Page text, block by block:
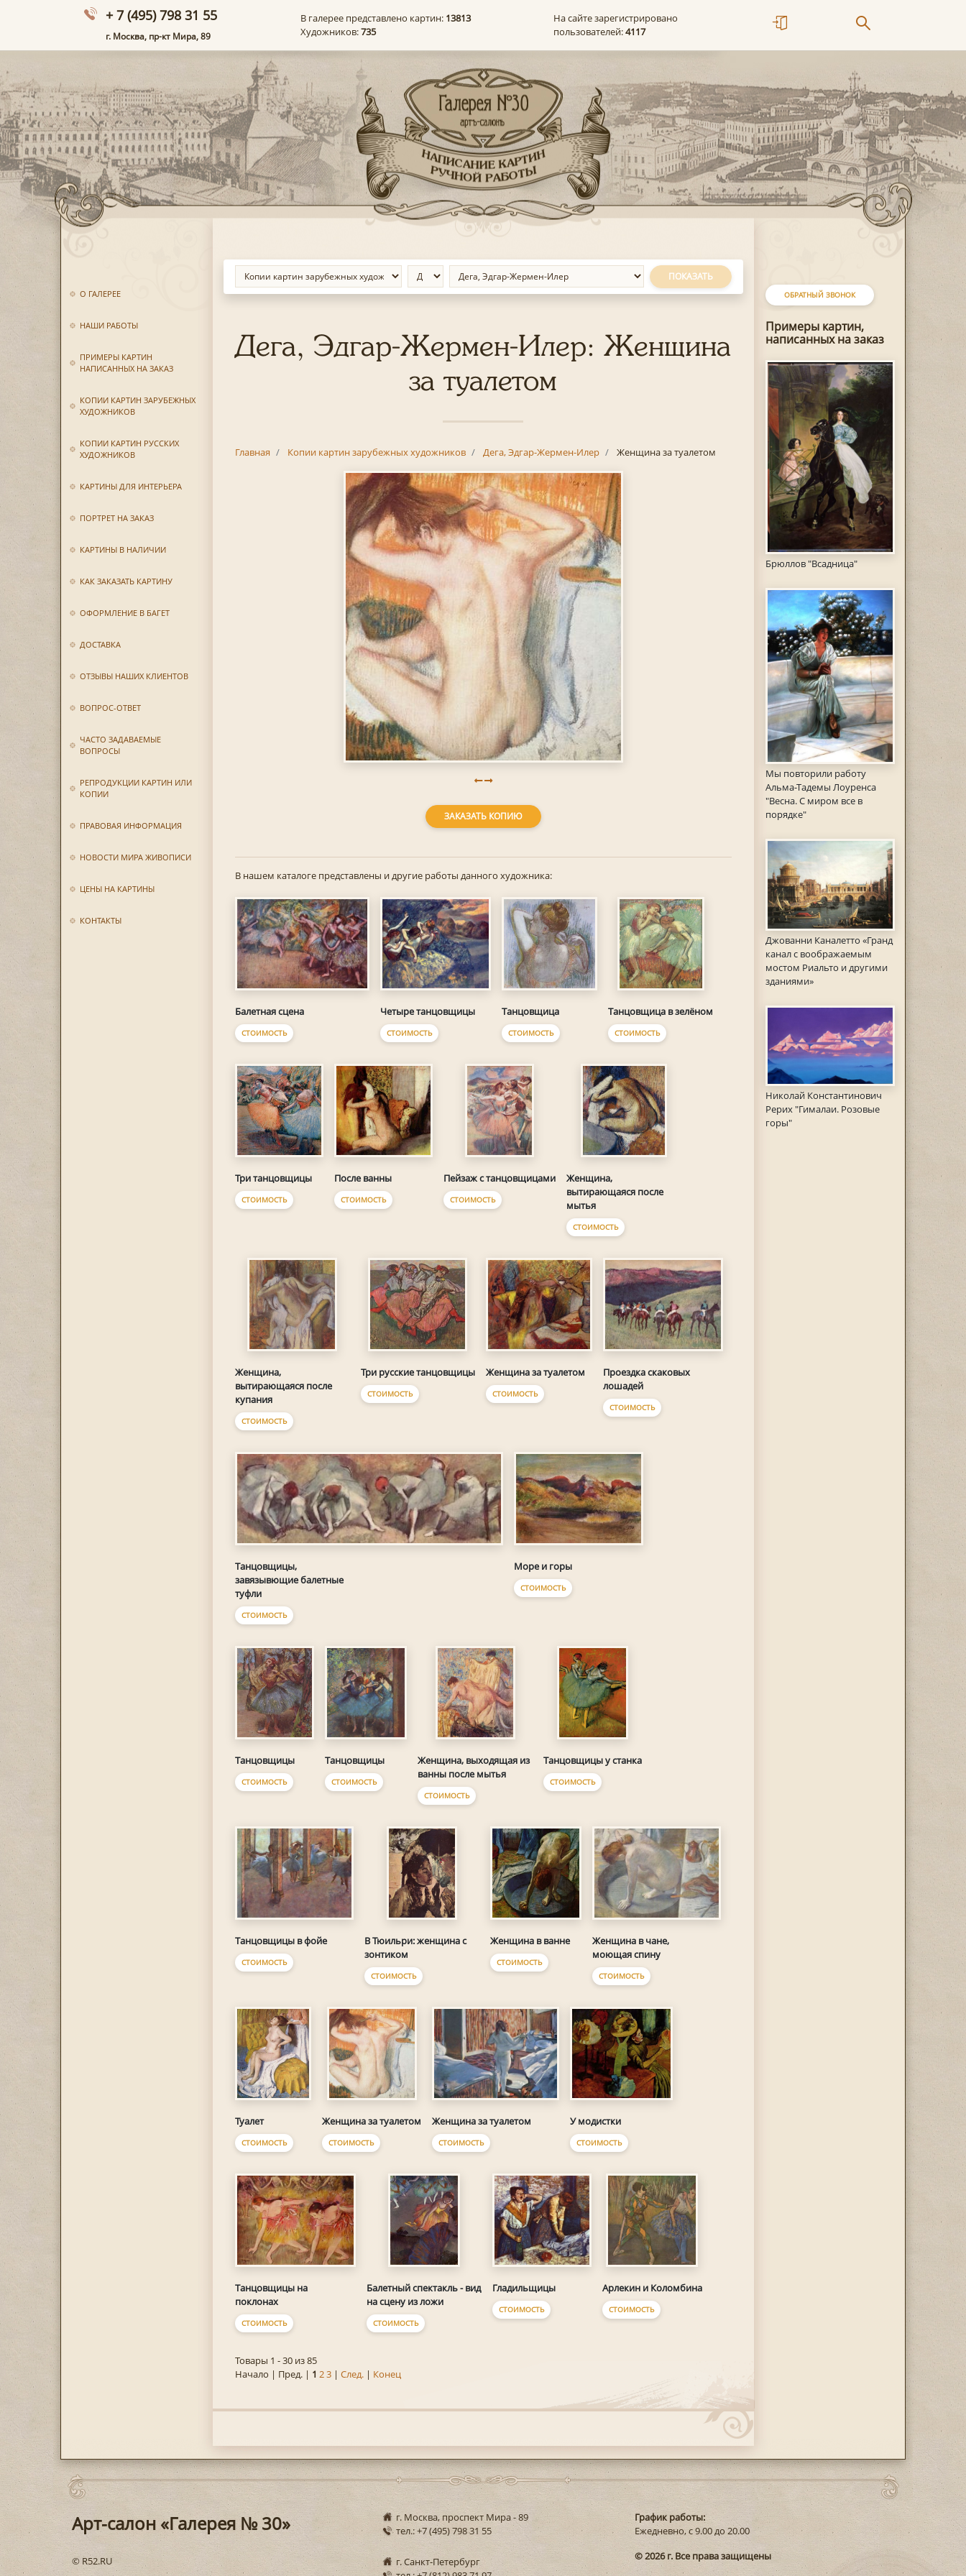
+ 7 (495) 798 31 55
г. Москва, пр-кт Мира, 89
В галерее представлено картин: 13813
Художников:735
На сайте зарегистрировано
пользователей:4117
О ГАЛЕРЕЕ
НАШИ РАБОТЫ
ПРИМЕРЫ КАРТИН
НАПИСАННЫХ НА ЗАКАЗ
КОПИИ КАРТИН ЗАРУБЕЖНЫХ
ХУДОЖНИКОВ
КОПИИ КАРТИН РУССКИХ
ХУДОЖНИКОВ
КАРТИНЫ ДЛЯ ИНТЕРЬЕРА
ПОРТРЕТ НА ЗАКАЗ
КАРТИНЫ В НАЛИЧИИ
КАК ЗАКАЗАТЬ КАРТИНУ
ОФОРМЛЕНИЕ В БАГЕТ
ДОСТАВКА
ОТЗЫВЫ НАШИХ КЛИЕНТОВ
ВОПРОС-ОТВЕТ
ЧАСТО ЗАДАВАЕМЫЕ
ВОПРОСЫ
РЕПРОДУКЦИИ КАРТИН ИЛИ
КОПИИ
ПРАВОВАЯ ИНФОРМАЦИЯ
НОВОСТИ МИРА ЖИВОПИСИ
ЦЕНЫ НА КАРТИНЫ
КОНТАКТЫ
ОБРАТНЫЙ ЗВОНОК
Примеры картин,
написанных на заказ
Брюллов "Всадница"
Мы повторили работу
Альма-Тадемы Лоуренса
"Весна. С миром все в
порядке"
Джованни Каналетто «Гранд
канал с воображаемым
мостом Риальто и другими
зданиями»
Николай Константинович
Рерих "Гималаи. Розовые
горы"
ПОКАЗАТЬ
Дега, Эдгар-Жермен-Илер: Женщина
за туалетом
Главная Копии картин зарубежных художников Дега, Эдгар-Жермен-Илер Женщина за туалетом
ЗАКАЗАТЬ КОПИЮ
В нашем каталоге представлены и другие работы данного художника:
Балетная сцена
СТОИМОСТЬ
Четыре танцовщицы
СТОИМОСТЬ
Танцовщица
СТОИМОСТЬ
Танцовщица в зелёном
СТОИМОСТЬ
Три танцовщицы
СТОИМОСТЬ
После ванны
СТОИМОСТЬ
Пейзаж с танцовщицами
СТОИМОСТЬ
Женщина,
вытирающаяся после
мытья
СТОИМОСТЬ
Женщина,
вытирающаяся после
купания
СТОИМОСТЬ
Три русские танцовщицы
СТОИМОСТЬ
Женщина за туалетом
СТОИМОСТЬ
Проездка скаковых
лошадей
СТОИМОСТЬ
Танцовщицы,
завязывющие балетные
туфли
СТОИМОСТЬ
Море и горы
СТОИМОСТЬ
Танцовщицы
СТОИМОСТЬ
Танцовщицы
СТОИМОСТЬ
Женщина, выходящая из
ванны после мытья
СТОИМОСТЬ
Танцовщицы у станка
СТОИМОСТЬ
Танцовщицы в фойе
СТОИМОСТЬ
В Тюильри: женщина с
зонтиком
СТОИМОСТЬ
Женщина в ванне
СТОИМОСТЬ
Женщина в чане,
моющая спину
СТОИМОСТЬ
Туалет
СТОИМОСТЬ
Женщина за туалетом
СТОИМОСТЬ
Женщина за туалетом
СТОИМОСТЬ
У модистки
СТОИМОСТЬ
Танцовщицы на
поклонах
СТОИМОСТЬ
Балетный спектакль - вид
на сцену из ложи
СТОИМОСТЬ
Гладильщицы
СТОИМОСТЬ
Арлекин и Коломбина
СТОИМОСТЬ
Товары 1 - 30 из 85
Начало | Пред. | 1 23| След.| Конец
Арт-салон «Галерея № 30»
© R52.RU
г. Москва, проспект Мира - 89
тел.: +7 (495) 798 31 55
г. Санкт-Петербург
График работы:
Ежедневно, с 9.00 до 20.00
© 2026 г. Все права защищены